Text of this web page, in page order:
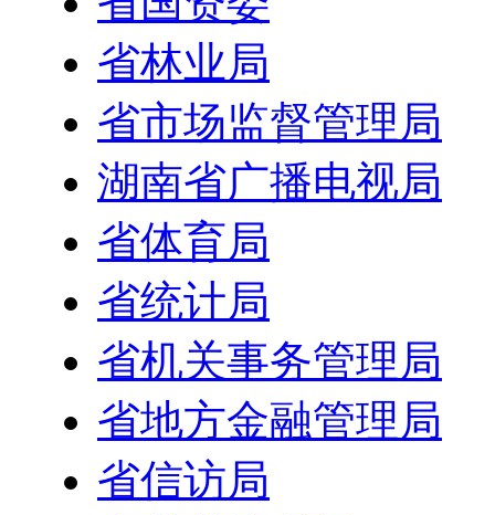
省林业局
省市场监督管理局
湖南省广播电视局
省体育局
省统计局
省机关事务管理局
省地方金融管理局
省信访局